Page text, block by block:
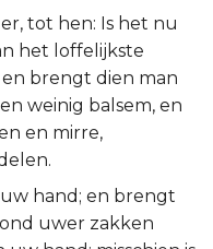
tot hen: Is het nu
het loffelijkste
brengt dien man
weinig balsem, en
en mirre,
hand; en brengt
uwer zakken